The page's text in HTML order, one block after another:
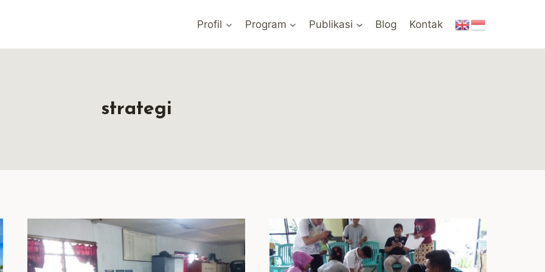
Profil Program Publikasi Blog Kontak
strategi